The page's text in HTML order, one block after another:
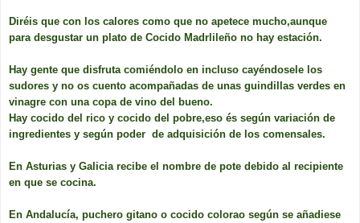
Diréis que con los calores como que no apetece mucho,aunque
para desgustar un plato de Cocido Madrlileño no hay estación.
Hay gente que disfruta comiéndolo en incluso cayéndosele los
sudores y no os cuento acompañadas de unas guindillas verdes en
vinagre con una copa de vino del bueno.
Hay cocido del rico y cocido del pobre,eso és según variación de
ingredientes y según poder de adquisición de los comensales.
En Asturias y Galicia recibe el nombre de pote debido al recipiente
en que se cocina.
En Andalucía, puchero gitano o cocido colorao según se añadiese